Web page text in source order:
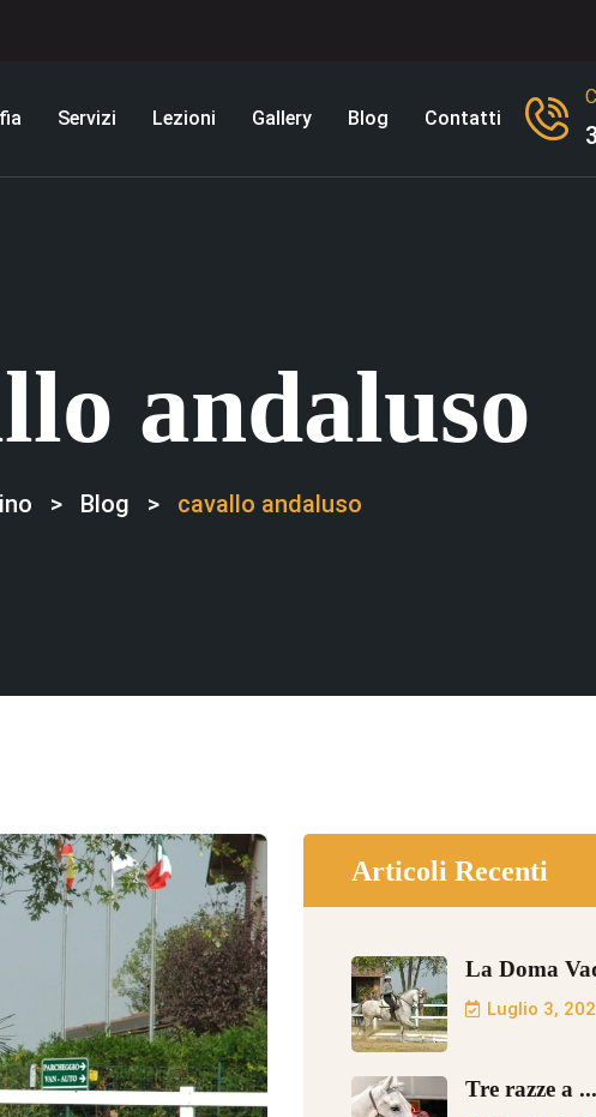
Servizi Lezioni Gallery Blog Contatti
andaluso
> Blog > cavallo andaluso
Articoli Recenti
La Doma
Luglio 3,
Tre razze a ...